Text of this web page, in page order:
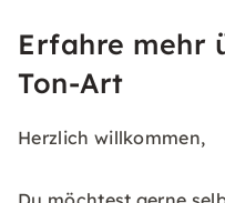
Erfahre mehr
Ton-Art
Herzlich willkommen,